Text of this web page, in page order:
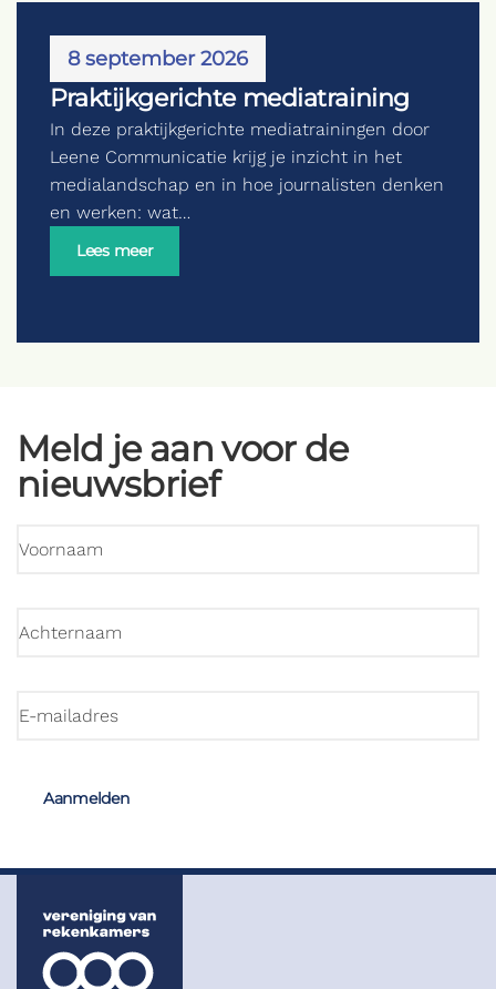
8 september 2026
Praktijkgerichte mediatraining
In deze praktijkgerichte mediatrainingen door
Leene Communicatie krijg je inzicht in het
medialandschap en in hoe journalisten denken
en werken: wat…
Lees meer
Meld je aan voor de
nieuwsbrief
Aanmelden